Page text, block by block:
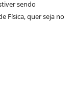
sendo
Física, quer seja no